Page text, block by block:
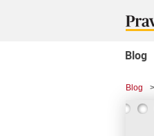
Blog
Blog >